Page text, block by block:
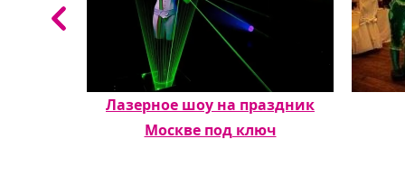
Лазерное шоу на праздник
Москве под ключ